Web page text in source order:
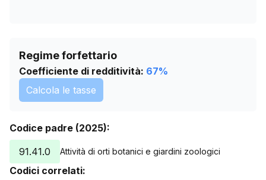
Regime forfettario
Coefficiente di redditività: 67%
Calcola le tasse
Codice padre (2025):
91.41.0
Attività di orti botanici e giardini zoologici
Codici correlati: